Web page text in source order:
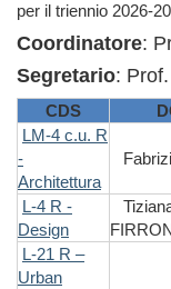
per il triennio 2026-
Coordinatore:
Segretario: Prof.
CDS
LM-4 c.u. R
-
Architettura
L-4 R -
Design
L-21 R –
Urban